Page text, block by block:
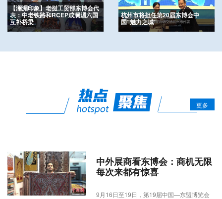
【澜湄印象】老挝工贸部东博会代
表：中老铁路和RCEP成澜湄六国
互补桥梁
杭州市将担任第20届东博会中
国“魅力之城”
更多
中外展商看东博会：商机无限
每次来都有惊喜
9月16日至19日，第19届中国—东盟博览会